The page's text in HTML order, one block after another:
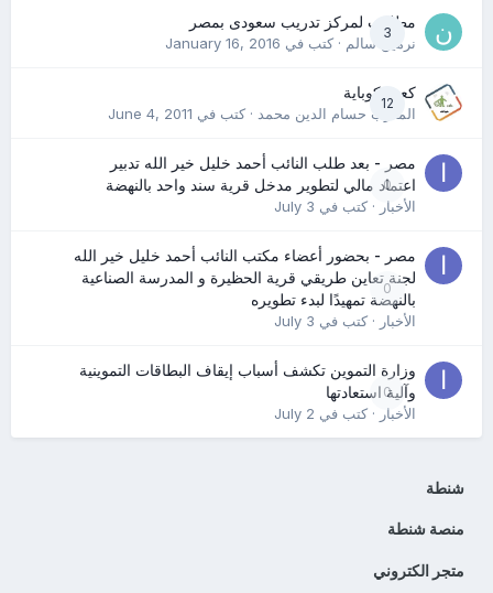
3
مطلوب لمركز تدريب سعودى بمصر
نرمين سالم· كتب في January 16, 2016
12
كعب كوباية
المدرب حسام الدين محمد· كتب في June 4, 2011
0
مصر - بعد طلب النائب أحمد خليل خير الله تدبير
اعتماد مالي لتطوير مدخل قرية سند واحد بالنهضة
الأخبار· كتب في July 3
0
مصر - بحضور أعضاء مكتب النائب أحمد خليل خير الله
لجنة تعاين طريقي قرية الحظيرة و المدرسة الصناعية
بالنهضة تمهيدًا لبدء تطويره
الأخبار· كتب في July 3
0
وزارة التموين تكشف أسباب إيقاف البطاقات التموينية
وآلية استعادتها
الأخبار· كتب في July 2
شنطة
منصة شنطة
متجر الكتروني